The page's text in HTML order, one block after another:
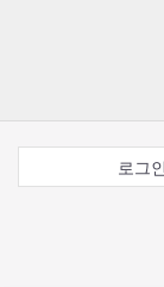
로그인